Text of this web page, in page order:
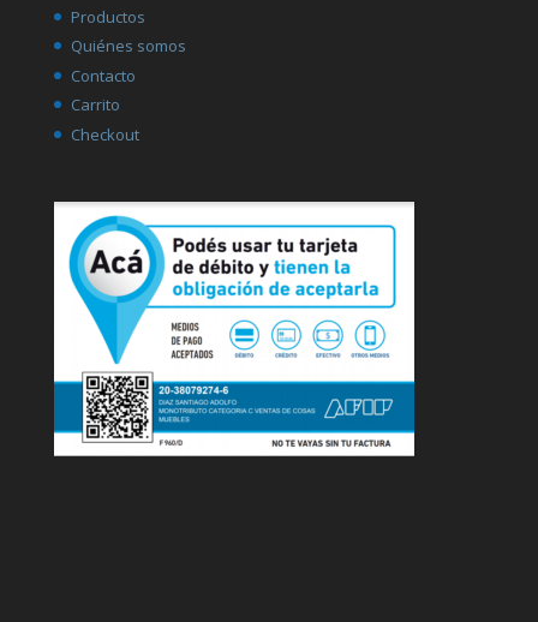
Productos
Quiénes somos
Contacto
Carrito
Checkout